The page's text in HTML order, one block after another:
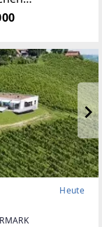
sich
als
Heute